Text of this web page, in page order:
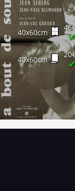
40x60cm
40x60cm ✔